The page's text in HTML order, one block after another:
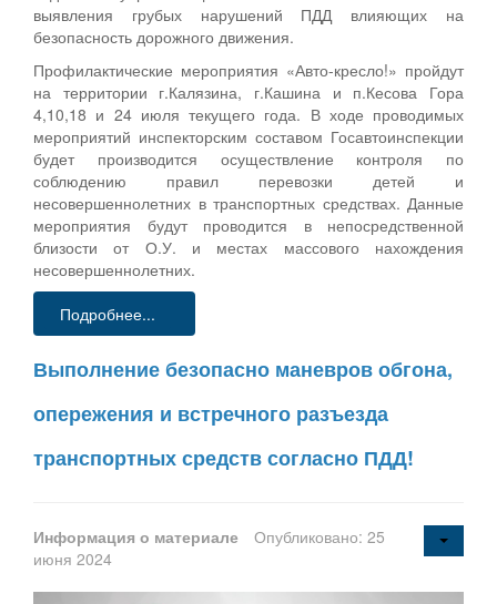
выявления грубых нарушений ПДД влияющих на
безопасность дорожного движения.
Профилактические мероприятия «Авто-кресло!» пройдут
на территории г.Калязина, г.Кашина и п.Кесова Гора
4,10,18 и 24 июля текущего года. В ходе проводимых
мероприятий инспекторским составом Госавтоинспекции
будет производится осуществление контроля по
соблюдению правил перевозки детей и
несовершеннолетних в транспортных средствах. Данные
мероприятия будут проводится в непосредственной
близости от О.У. и местах массового нахождения
несовершеннолетних.
Подробнее...
Выполнение безопасно маневров обгона,
опережения и встречного разъезда
транспортных средств согласно ПДД!
Информация о материале
Опубликовано: 25
июня 2024